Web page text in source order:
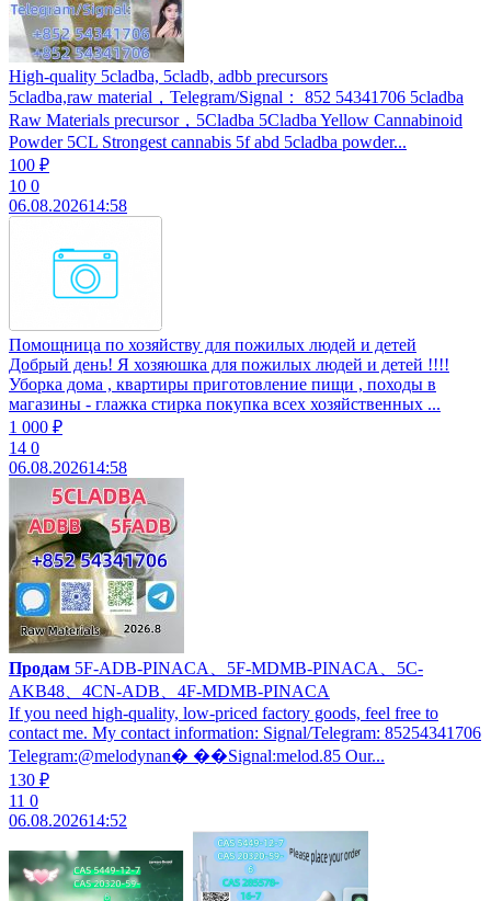
High-quality 5cladba, 5cladb, adbb precursors
5cladba,raw material，Telegram/Signal： 852 54341706 5cladba
Raw Materials precursor，5Cladba 5Cladba Yellow Cannabinoid
Powder 5CL Strongest cannabis 5f abd 5cladba powder...
100 ₽
10 0
06.08.202614:58
Помощница по хозяйству для пожилых людей и детей
Добрый день! Я хозяюшка для пожилых людей и детей !!!!
Уборка дома , квартиры приготовление пищи , походы в
магазины - глажка стирка покупка всех хозяйственных ...
1 000 ₽
14 0
06.08.202614:58
Продам 5F-ADB-PINACA、5F-MDMB-PINACA、5C-
AKB48、4CN-ADB、4F-MDMB-PINACA
If you need high-quality, low-priced factory goods, feel free to
contact me. My contact information: Signal/Telegram: 85254341706
Telegram:@melodynan� ��Signal:melod.85 Our...
130 ₽
11 0
06.08.202614:52